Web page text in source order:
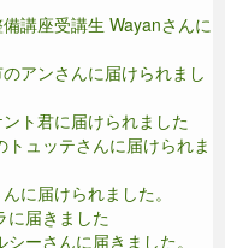
講座受講生 Wayanさんに
アンさんに届けられまし
ト君に届けられました
ュッテさんに届けられま
に届けられました。
に届きました
ーさんに届きました。